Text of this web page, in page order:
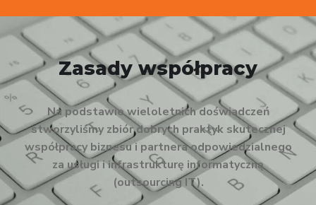
Zasady współpracy
Na podstawie wieloletnich doświadczeń
stworzyliśmy zbiór dobrych praktyk skutecznej
współpracy biznesu i partnera odpowiedzialnego
za usługi i infrastrukturę informatyczną
(outsourcing IT).